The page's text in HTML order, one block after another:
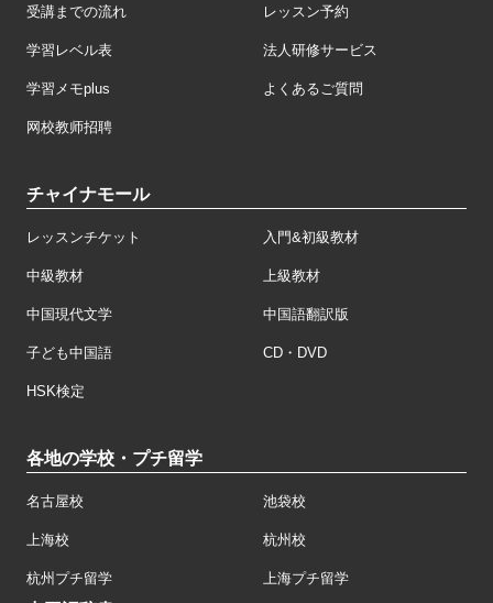
受講までの流れ レッスン予約
学習レベル表 法人研修サービス
学習メモplus よくあるご質問
网校教师招聘
チャイナモール
レッスンチケット 入門&初級教材
中級教材 上級教材
中国現代文学 中国語翻訳版
子ども中国語 CD・DVD
HSK検定
各地の学校・プチ留学
名古屋校 池袋校
上海校 杭州校
杭州プチ留学 上海プチ留学